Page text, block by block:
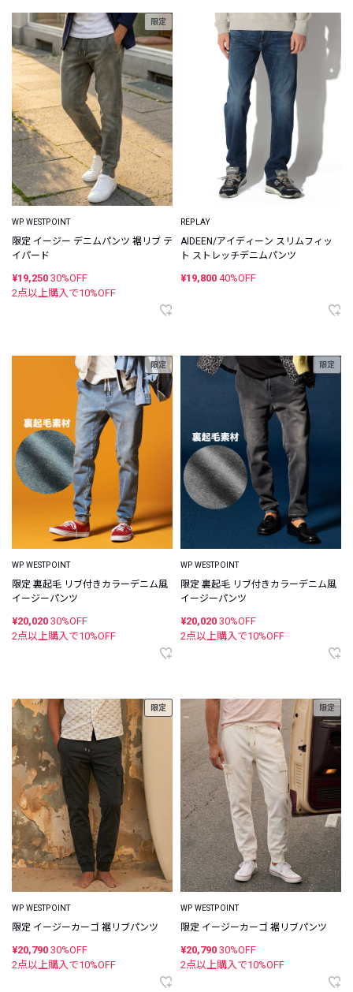
限定
WP WESTPOINT
限定 イージー デニムパンツ 裾リブ テ
イパード
¥19,250 30%OFF
2点以上購入で10%OFF
REPLAY
AIDEEN/アイディーン スリムフィッ
ト ストレッチデニムパンツ
¥19,800 40%OFF
限定
WP WESTPOINT
限定 裏起毛 リブ付きカラーデニム風
イージーパンツ
¥20,020 30%OFF
2点以上購入で10%OFF
限定
WP WESTPOINT
限定 裏起毛 リブ付きカラーデニム風
イージーパンツ
¥20,020 30%OFF
2点以上購入で10%OFF
限定
WP WESTPOINT
限定 イージーカーゴ 裾リブパンツ
¥20,790 30%OFF
2点以上購入で10%OFF
限定
WP WESTPOINT
限定 イージーカーゴ 裾リブパンツ
¥20,790 30%OFF
2点以上購入で10%OFF